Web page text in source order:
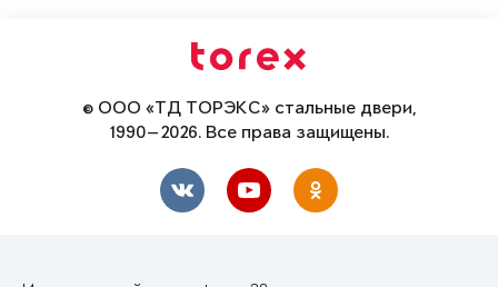
© ООО «ТД ТОРЭКС» стальные двери,
1990—2026. Все права защищены.